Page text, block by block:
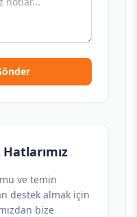
ve temin
destek almak için
bize